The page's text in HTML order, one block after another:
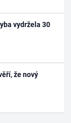
vydržela 30
že nový